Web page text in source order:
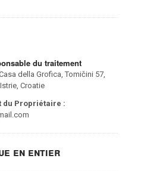
du traitement
della Grofica, Tomičini 57,
Croatie
du Propriétaire :
en entier